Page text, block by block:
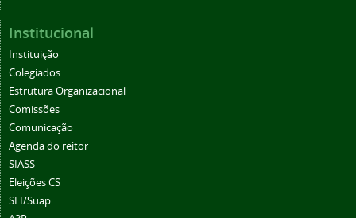
Institucional
Instituição
Colegiados
Estrutura Organizacional
Comissões
Comunicação
Agenda do reitor
SIASS
Eleições CS
SEI/Suap